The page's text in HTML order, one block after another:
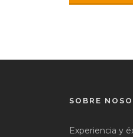
SOBRE
Experiencia y